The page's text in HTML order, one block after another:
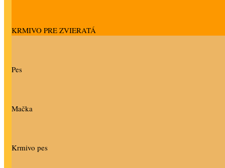
KRMIVO PRE ZVIERATÁ
Pes
Mačka
Krmivo pes